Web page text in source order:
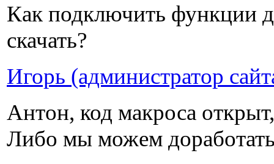
Как подключить функции
скачать?
Игорь (администратор
Антон, код макроса
Либо мы можем